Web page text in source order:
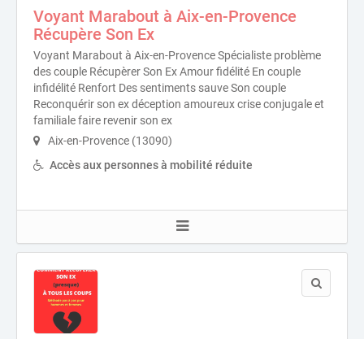
Voyant Marabout à Aix-en-Provence
Récupère Son Ex
Voyant Marabout à Aix-en-Provence Spécialiste problème
des couple Récupèrer Son Ex Amour fidélité En couple
infidélité Renfort Des sentiments sauve Son couple
Reconquérir son ex déception amoureux crise conjugale et
familiale faire revenir son ex
Aix-en-Provence (13090)
Accès aux personnes à mobilité réduite